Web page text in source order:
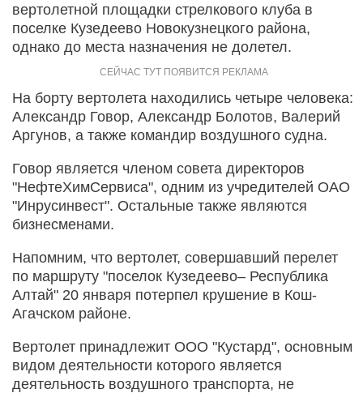
вертолетной площадки стрелкового клуба в
поселке Кузедеево Новокузнецкого района,
однако до места назначения не долетел.
На борту вертолета находились четыре человека:
Александр Говор, Александр Болотов, Валерий
Аргунов, а также командир воздушного судна.
Говор является членом совета директоров
"НефтеХимСервиса", одним из учредителей ОАО
"Инрусинвест". Остальные также являются
бизнесменами.
Напомним, что вертолет, совершавший перелет
по маршруту "поселок Кузедеево– Республика
Алтай" 20 января потерпел крушение в Кош-
Агачском районе.
Вертолет принадлежит ООО "Кустард", основным
видом деятельности которого является
деятельность воздушного транспорта, не